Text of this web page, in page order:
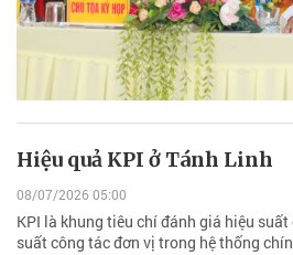
Hiệu quả KPI ở Tánh Linh
08/07/2026 05:00
KPI là khung tiêu chí đánh giá hiệu
suất công tác đơn vị trong hệ thống